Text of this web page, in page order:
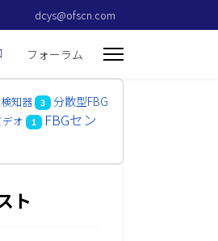
dcys@ofscn.com
フォーラム
知器 3
分散型FBG
デオ 1
FBGセン
ト